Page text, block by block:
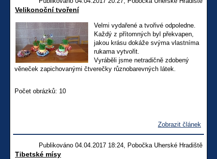
Velikonoční tvoření
Velmi vydařené a tvořivé odpoledne.
Každý z přítomných byl překvapen,
jakou krásu dokáže svýma vlastníma
rukama vytvořit.
Vyráběli jsme netradičně zdobený
věneček zapichovanými čtverečky různobarevných látek.
Počet obrázků: 10
Zobrazit článek
Publikováno 04.04.2017 18:24, Pobočka Uherské Hradiště
Tibetské mísy